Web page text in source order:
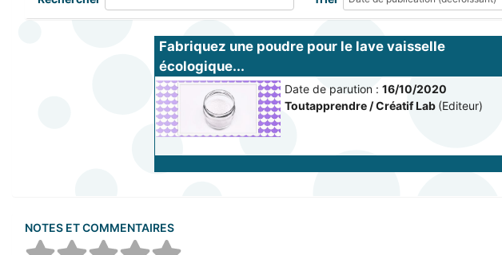
Fabriquez une poudre pour le lave vaisselle
écologique...
Date de parution : 16/10/2020
Toutapprendre / Créatif Lab (Editeur)
NOTES ET COMMENTAIRES